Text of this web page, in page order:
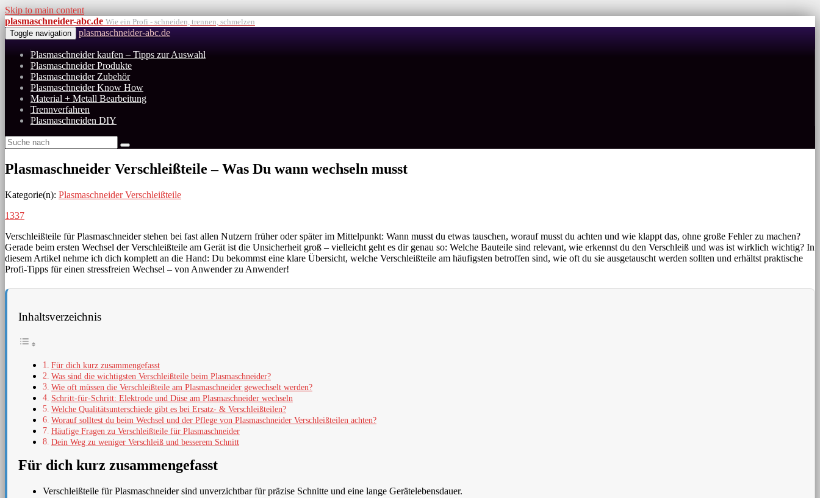
Skip to main content
plasmaschneider-abc.de Wie ein Profi - schneiden, trennen, schmelzen
Toggle navigation
plasmaschneider-abc.de
Plasmaschneider kaufen – Tipps zur Auswahl
Plasmaschneider Produkte
Plasmaschneider Zubehör
Plasmaschneider Know How
Material + Metall Bearbeitung
Trennverfahren
Plasmaschneiden DIY
Plasmaschneider Verschleißteile – Was Du wann wechseln musst
Kategorie(n): Plasmaschneider Verschleißteile
1337
Verschleißteile für Plasmaschneider stehen bei fast allen Nutzern früher oder später im Mittelpunkt: Wann musst du etwas tauschen, worauf musst du achten und wie klappt das, ohne große Fehler zu machen?
Gerade beim ersten Wechsel der Verschleißteile am Gerät ist die Unsicherheit groß – vielleicht geht es dir genau so: Welche Bauteile sind relevant, wie erkennst du den Verschleiß und was ist wirklich wichtig? In
diesem Artikel nehme ich dich komplett an die Hand: Du bekommst eine klare Übersicht, welche Verschleißteile am häufigsten betroffen sind, wie oft du sie ausgetauscht werden sollten und erhältst praktische
Profi-Tipps für einen stressfreien Wechsel – von Anwender zu Anwender!
Inhaltsverzeichnis
Für dich kurz zusammengefasst
Was sind die wichtigsten Verschleißteile beim Plasmaschneider?
Wie oft müssen die Verschleißteile am Plasmaschneider gewechselt werden?
Schritt-für-Schritt: Elektrode und Düse am Plasmaschneider wechseln
Welche Qualitätsunterschiede gibt es bei Ersatz- & Verschleißteilen?
Worauf solltest du beim Wechsel und der Pflege von Plasmaschneider Verschleißteilen achten?
Häufige Fragen zu Verschleißteile für Plasmaschneider
Dein Weg zu weniger Verschleiß und besserem Schnitt
Für dich kurz zusammengefasst
Verschleißteile für Plasmaschneider sind unverzichtbar für präzise Schnitte und eine lange Gerätelebensdauer.